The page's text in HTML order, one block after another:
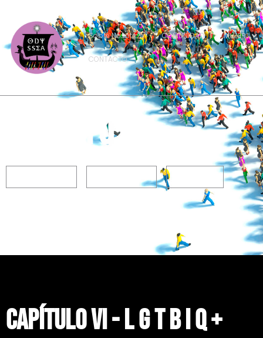
Sobre Nosotros COMUNIDAD MUJER
CONTACTO
l g t b i q +
CAPÍTULO VI - l g t b i q +